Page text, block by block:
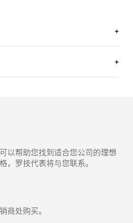
对环境的影响，并加快社会变革
保回收塑料制造
的塑料部件含有 36% 消费后回
路组件、线缆、接收器和包装中的
电子产品的塑料赋予第二次生
力减少碳足迹。
以帮助您找到适合您公司的理想
，罗技代表将与您联系。
商处购买。